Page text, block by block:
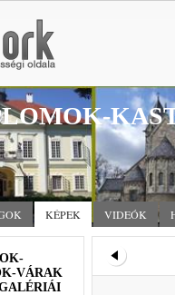
KÉPEK VIDEÓK
VÁRAK